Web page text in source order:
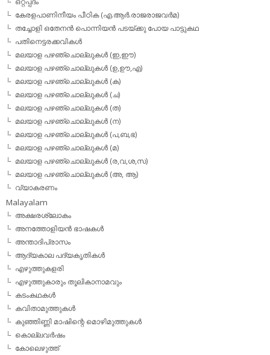
കേരളപാണിനീയം പീഠിക (എ.ആര്‍.രാജരാജവര്‍മ)
തച്ചോളി ഒതേനൻ പൊന്നിയൻ പടയ്‌ക്കു പോയ പാട്ടുകഥ
പതിനെട്ടരക്കവികള്‍
മലയാള പഴഞ്ചൊല്ലുകള്‍ (ഇ,ഈ)
മലയാള പഴഞ്ചൊല്ലുകള്‍ (ഉ,ഊ,എ)
മലയാള പഴഞ്ചൊല്ലുകള്‍ (ക)
മലയാള പഴഞ്ചൊല്ലുകള്‍ (ച)
മലയാള പഴഞ്ചൊല്ലുകള്‍ (ത)
മലയാള പഴഞ്ചൊല്ലുകള്‍ (ന)
മലയാള പഴഞ്ചൊല്ലുകള്‍ (പ,ബ,ഭ)
മലയാള പഴഞ്ചൊല്ലുകള്‍ (മ)
മലയാള പഴഞ്ചൊല്ലുകള്‍ (ര,വ,ശ,സ)
മലയാള പഴഞ്ചൊല്ലുകൾ (അ, ആ)
വ്യാകരണം
Malayalam
അക്ഷരശ്ലോകം
അനത്തോളിയന്‍ ഭാഷകള്‍
അന്താദിപ്രാസം
ആദ്യകാല പദ്യകൃതികള്‍
എഴുത്തുകളരി
എഴുത്തുകാരും തൂലികാനാമവും
കടംകഥകള്‍
കവിതാമുത്തുകള്‍
കുഞ്ഞിണ്ണി മാഷിന്റെ മൊഴിമുത്തുകള്‍
കൊല്ലവര്‍ഷം
കോലെഴുത്ത്